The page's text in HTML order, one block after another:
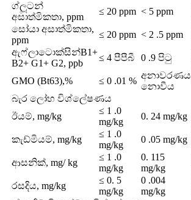
ග්ලූටන්
අසාත්මිකතා, ppm
≤ 20 ppm < 5 ppm
සෝයා අසාත්මිකතා,
ppm
≤ 20 ppm < 2 .5 ppm
ඇෆ්ලාටොක්සින්B1+
B2+ G1+ G2, ppb
≤ 4 පීපීබී 0 .9 පිටු
GMO (Bt63),%
≤ 0 .01 %
අනාවරණය
නොවීය
බැර ලෝහ විශ්ලේෂණය
ඊයම්, mg/kg
≤ 1 .0
mg/kg
0. 24 mg/kg
කැඩ්මියම්, mg/kg
≤ 1 .0
mg/kg
0 .05 mg/kg
ආසනික්, mg/ kg
≤ 1 .0
mg/kg
0. 115
mg/kg
රසදිය, mg/kg
≤ 0. 5
mg/kg
0 .004
mg/kg